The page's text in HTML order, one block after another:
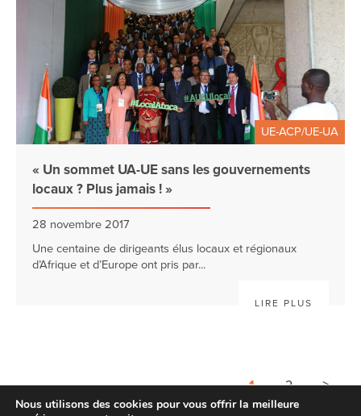
UE-ACP/UE-UA
« Un sommet UA-UE sans les gouvernements
locaux ? Plus jamais ! »
28 novembre 2017
Une centaine de dirigeants élus locaux et régionaux
d’Afrique et d’Europe ont pris par...
LIRE PLUS
1 2 >
Nous utilisons des cookies pour vous offrir la meilleure